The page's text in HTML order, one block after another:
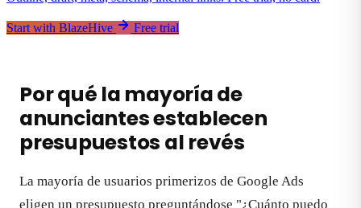
Start with BlazeHive Free trial
Por qué la mayoría de
anunciantes establecen
presupuestos al revés
La mayoría de usuarios primerizos de Google Ads
eligen un presupuesto preguntándose "¿Cuánto puedo